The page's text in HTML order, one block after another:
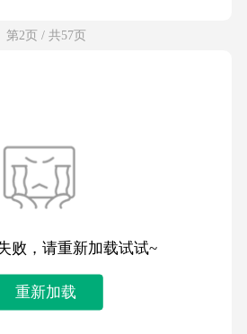
第2页 / 共57页
败，请重新加载试试~
重新加载